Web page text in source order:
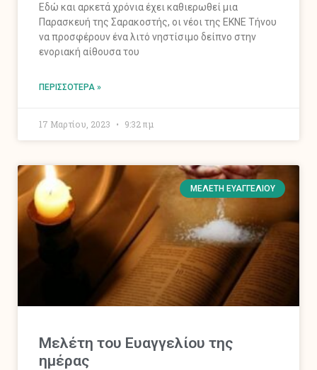
Εδώ και αρκετά χρόνια έχει καθιερωθεί μια
Παρασκευή της Σαρακοστής, οι νέοι της ΕΚΝΕ Τήνου
να προσφέρουν ένα λιτό νηστίσιμο δείπνο στην
ενοριακή αίθουσα του
ΠΕΡΙΣΣΌΤΕΡΑ »
17 Μαρτίου, 2023 9:32 πμ
ΜΕΛΈΤΗ ΕΥΑΓΓΕΛΊΟΥ
Μελέτη του Ευαγγελίου της
ημέρας